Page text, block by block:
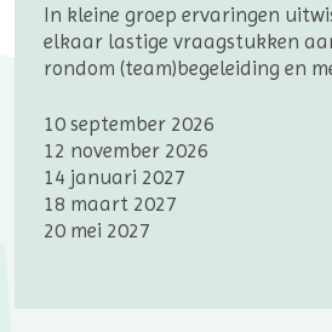
In kleine groep ervaringen
elkaar lastige vraagstukken
rondom (team)begeleiding en
10 september 2026
12 november 2026
14 januari 2027
18 maart 2027
20 mei 2027